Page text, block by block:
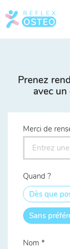
Prenez
avec
Merci de
Quand ?
Dès que
Sans
Nom